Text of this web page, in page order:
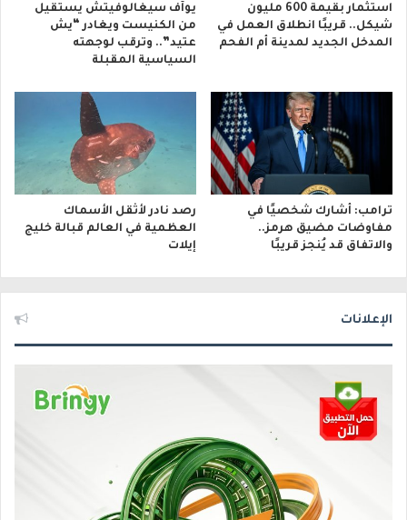
استثمار بقيمة 600 مليون
شيكل.. قريبًا انطلاق العمل في
المدخل الجديد لمدينة أم الفحم
يوآف سيغالوفيتش يستقيل
من الكنيست ويغادر “يش
عتيد”.. وترقب لوجهته
السياسية المقبلة
ترامب: أشارك شخصيًا في
مفاوضات مضيق هرمز..
والاتفاق قد يُنجز قريبًا
رصد نادر لأثقل الأسماك
العظمية في العالم قبالة خليج
إيلات
الإعلانات